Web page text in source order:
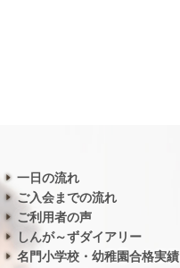
一日の流れ
ご入会までの流れ
ご利用者の声
しんが～ずダイアリー
名門小学校・幼稚園合格実績